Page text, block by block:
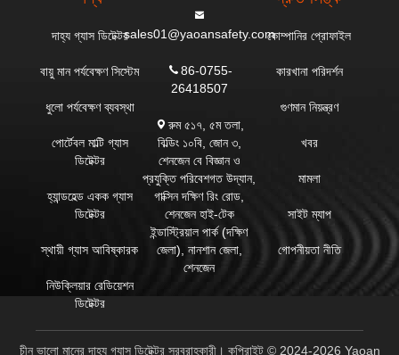
দাহ্য গ্যাস ডিটেক্টর
বায়ু মান পর্যবেক্ষণ সিস্টেম
ধুলো পর্যবেক্ষণ ব্যবস্থা
পোর্টেবল মাল্টি গ্যাস
ডিটেক্টর
হ্যান্ডহেল্ড একক গ্যাস
ডিটেক্টর
স্থায়ী গ্যাস আবিষ্কারক
নিউক্লিয়ার রেডিয়েশন
ডিটেক্টর
sales01@yaoansafety.com
86-0755-
26418507
রুম ৫১৭, ৫ম তলা,
বিল্ডিং ১০বি, জোন ৩,
শেনজেন বে বিজ্ঞান ও
প্রযুক্তি পরিবেশগত উদ্যান,
গাক্সিন দক্ষিণ রিং রোড,
শেনজেন হাই-টেক
ইন্ডাস্ট্রিয়াল পার্ক (দক্ষিণ
জেলা), নানশান জেলা,
শেনজেন
কোম্পানির প্রোফাইল
কারখানা পরিদর্শন
গুণমান নিয়ন্ত্রণ
খবর
মামলা
সাইট ম্যাপ
গোপনীয়তা নীতি
চীন ভালো মানের দাহ্য গ্যাস ডিটেক্টর সরবরাহকারী। কপিরাইট © 2024-2026 Yaoan